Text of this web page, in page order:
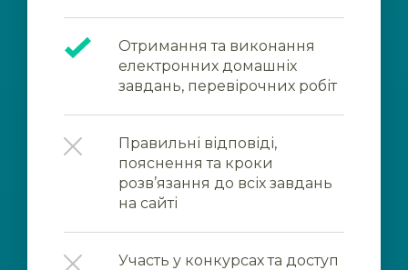
Отримання та виконання
електронних домашніх
завдань, перевірочних робіт
Правильні відповіді,
пояснення та кроки
розв’язання до всіх завдань
на сайті
Участь у конкурсах та доступ